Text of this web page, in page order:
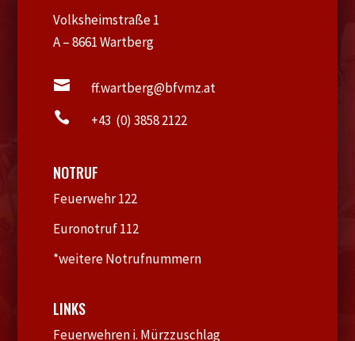
Volksheimstraße 1
A – 8661 Wartberg
 ff.wartberg@bfvmz.at
 +43 (0) 3858 2122
NOTRUF
Feuerwehr 122
Euronotruf 112
*weitere Notrufnummern
LINKS
Feuerwehren i. Mürzzuschlag